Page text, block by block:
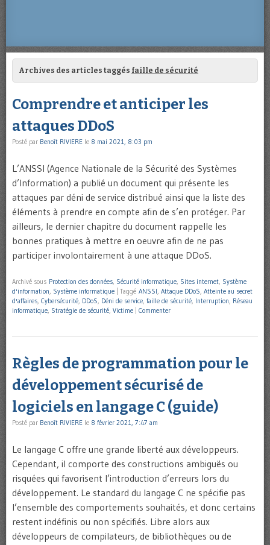
Archives des articles taggés faille de sécurité
Comprendre et anticiper les
attaques DDoS
Posté par Benoît RIVIERE le 8 mai 2021, 8:03 pm
L’ANSSI (Agence Nationale de la Sécurité des Systèmes
d’Information) a publié un document qui présente les
attaques par déni de service distribué ainsi que la liste des
éléments à prendre en compte afin de s’en protéger. Par
ailleurs, le dernier chapitre du document rappelle les
bonnes pratiques à mettre en oeuvre afin de ne pas
participer involontairement à une attaque DDoS.
Archivé sous Protection des données, Sécurité informatique, Sites internet, Système
d'information, Système informatique Taggé ANSSI, Attaque DDoS, Atteinte au secret
d'affaires, Cybersécurité, DDoS, Déni de service, faille de sécurité, Interruption, Réseau
informatique, Stratégie de sécurité, Victime Commenter
Règles de programmation pour le
développement sécurisé de
logiciels en langage C (guide)
Posté par Benoît RIVIERE le 8 février 2021, 7:47 am
Le langage C offre une grande liberté aux développeurs.
Cependant, il comporte des constructions ambiguës ou
risquées qui favorisent l’introduction d’erreurs lors du
développement. Le standard du langage C ne spécifie pas
l’ensemble des comportements souhaités, et donc certains
restent indéfinis ou non spécifiés. Libre alors aux
développeurs de compilateurs, de bibliothèques ou de